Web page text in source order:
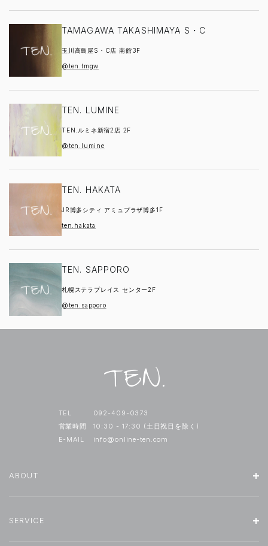
TAMAGAWA TAKASHIMAYA S・C
玉川高島屋S・C店 南館3F
@ten.tmgw
TEN. LUMINE
TEN.ルミネ新宿2店 2F
@ten.lumine
TEN. HAKATA
JR博多シティ アミュプラザ博多1F
ten.hakata
TEN. SAPPORO
札幌ステラプレイス センター2F
@ten.sapporo
TEL
092-409-0373
営業時間
10:30 - 17:30 (土日祝日を除く)
E-MAIL
info@online-ten.com
ABOUT
SERVICE